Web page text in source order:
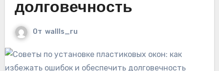
долговечность
От wallls_ru